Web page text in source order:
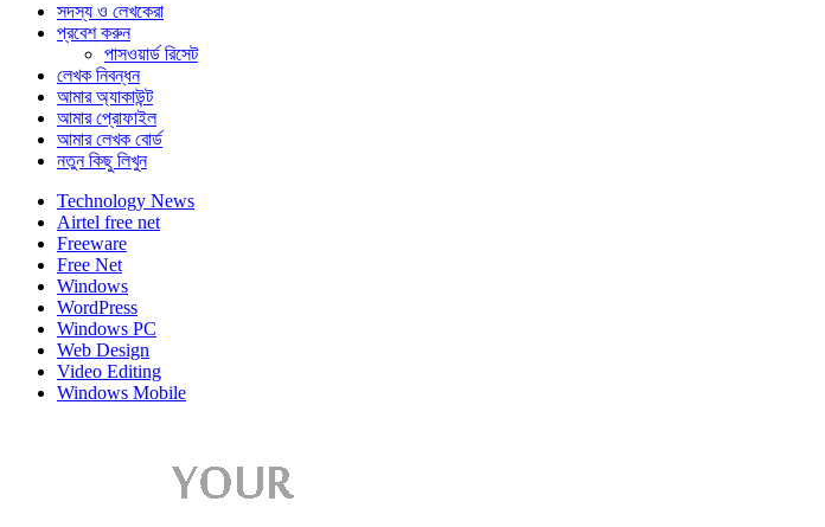
সদস্য ও লেখকেরা
প্রবেশ করুন
পাসওয়ার্ড রিসেট
লেখক নিবন্ধন
আমার অ্যাকাউন্ট
আমার প্রোফাইল
আমার লেখক বোর্ড
নতুন কিছু লিখুন
Technology News
Airtel free net
Freeware
Free Net
Windows
WordPress
Windows PC
Web Design
Video Editing
Windows Mobile